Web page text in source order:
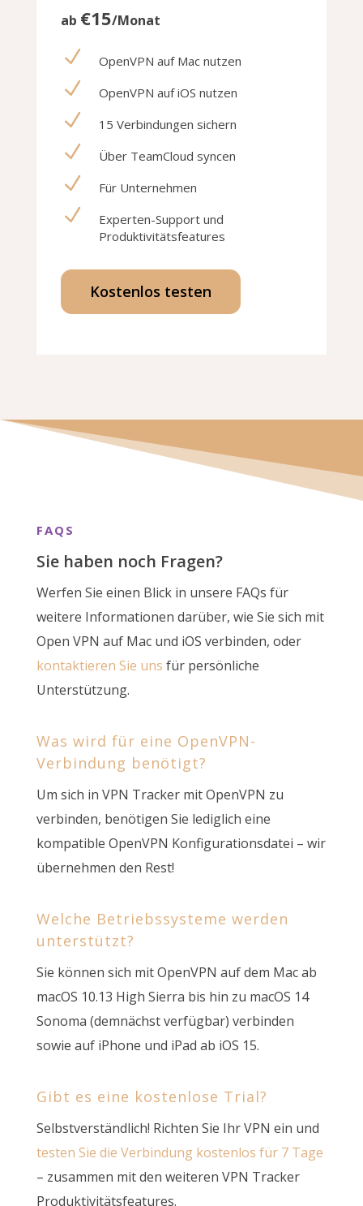
ab €15/Monat
N OpenVPN auf Mac nutzen
N OpenVPN auf iOS nutzen
N 15 Verbindungen sichern
N Über TeamCloud syncen
N Für Unternehmen
N
Experten-Support und
Produktivitätsfeatures
Kostenlos testen
FAQS
Sie haben noch Fragen?
Werfen Sie einen Blick in unsere FAQs für
weitere Informationen darüber, wie Sie sich mit
Open VPN auf Mac und iOS verbinden, oder
kontaktieren Sie uns für persönliche
Unterstützung.
Was wird für eine OpenVPN-
Verbindung benötigt?
Um sich in VPN Tracker mit OpenVPN zu
verbinden, benötigen Sie lediglich eine
kompatible OpenVPN Konfigurationsdatei – wir
übernehmen den Rest!
Welche Betriebssysteme werden
unterstützt?
Sie können sich mit OpenVPN auf dem Mac ab
macOS 10.13 High Sierra bis hin zu macOS 14
Sonoma (demnächst verfügbar) verbinden
sowie auf iPhone und iPad ab iOS 15.
Gibt es eine kostenlose Trial?
Selbstverständlich! Richten Sie Ihr VPN ein und
testen Sie die Verbindung kostenlos für 7 Tage
– zusammen mit den weiteren VPN Tracker
Produktivitätsfeatures.